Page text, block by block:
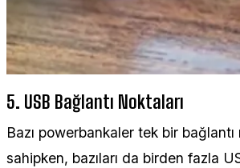
5. USB Bağlantı Noktaları
Bazı powerbankaler tek bir bağlantı
sahipken, bazıları da birden fazla